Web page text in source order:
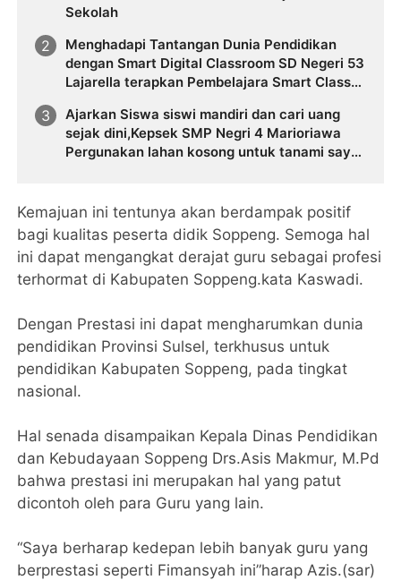
Sekolah
Menghadapi Tantangan Dunia Pendidikan
dengan Smart Digital Classroom SD Negeri 53
Lajarella terapkan Pembelajara Smart Class
Ajarkan Siswa siswi mandiri dan cari uang
sejak dini,Kepsek SMP Negri 4 Marioriawa
Pergunakan lahan kosong untuk tanami sayur
Kemajuan ini tentunya akan berdampak positif
bagi kualitas peserta didik Soppeng. Semoga hal
ini dapat mengangkat derajat guru sebagai profesi
terhormat di Kabupaten Soppeng.kata Kaswadi.
Dengan Prestasi ini dapat mengharumkan dunia
pendidikan Provinsi Sulsel, terkhusus untuk
pendidikan Kabupaten Soppeng, pada tingkat
nasional.
Hal senada disampaikan Kepala Dinas Pendidikan
dan Kebudayaan Soppeng Drs.Asis Makmur, M.Pd
bahwa prestasi ini merupakan hal yang patut
dicontoh oleh para Guru yang lain.
“Saya berharap kedepan lebih banyak guru yang
berprestasi seperti Fimansyah ini”harap Azis.(sar)